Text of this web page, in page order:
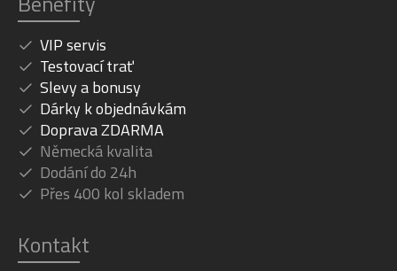
VIP servis
Testovací trať
Slevy a bonusy
Dárky k objednávkám
Doprava ZDARMA
Německá kvalita
Dodání do 24h
Přes 400 kol skladem
Kontakt